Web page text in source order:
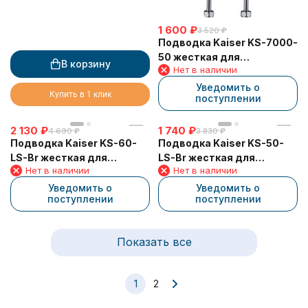
В корзину
Купить в 1 клик
1 600 ₽3 520 ₽
Подводка Kaiser KS-7000-
50 жесткая для
смесителя (латунь) 0,5
Хром
Нет в наличии
Уведомить о
поступлении
2 130 ₽4 690 ₽
Подводка Kaiser KS-60-
LS-Br жесткая для
смесителя (латунь) 0,6
Бронза
Нет в наличии
Уведомить о
поступлении
1 740 ₽3 830 ₽
Подводка Kaiser KS-50-
LS-Br жесткая для
смесителя (латунь) 0,5
Бронза
Нет в наличии
Уведомить о
поступлении
Показать все
1 2